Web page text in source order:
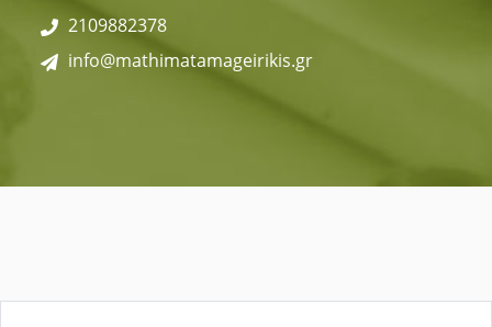
2109882378
info@mathimatamageirikis.gr